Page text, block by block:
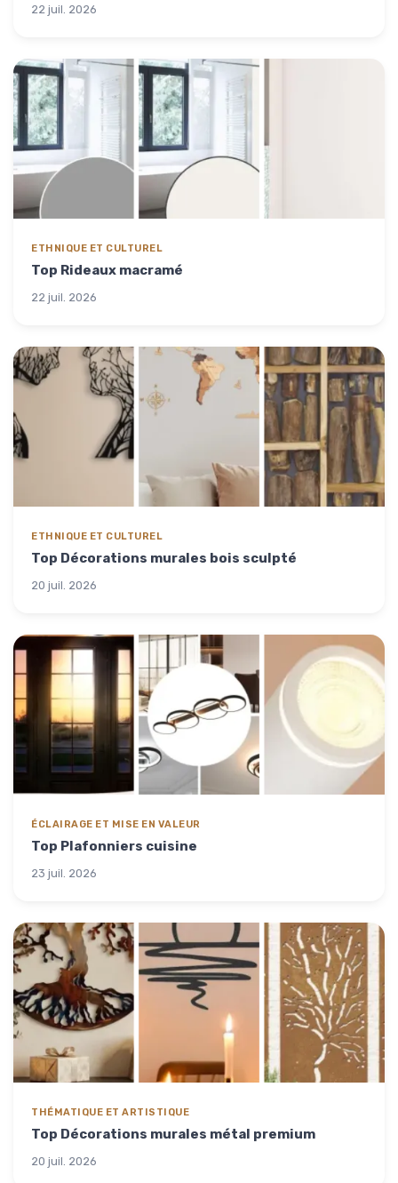
22 juil. 2026
ETHNIQUE ET CULTUREL
Top Rideaux macramé
22 juil. 2026
ETHNIQUE ET CULTUREL
Top Décorations murales bois sculpté
20 juil. 2026
ÉCLAIRAGE ET MISE EN VALEUR
Top Plafonniers cuisine
23 juil. 2026
THÉMATIQUE ET ARTISTIQUE
Top Décorations murales métal premium
20 juil. 2026